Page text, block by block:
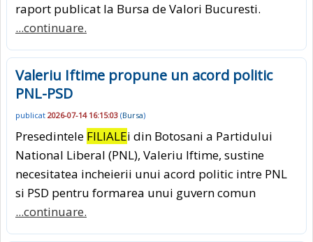
raport publicat la Bursa de Valori Bucuresti.
...continuare.
Valeriu Iftime propune un acord politic
PNL-PSD
publicat 2026-07-14 16:15:03 (Bursa)
Presedintele FILIALEi din Botosani a Partidului
National Liberal (PNL), Valeriu Iftime, sustine
necesitatea incheierii unui acord politic intre PNL
si PSD pentru formarea unui guvern comun
...continuare.